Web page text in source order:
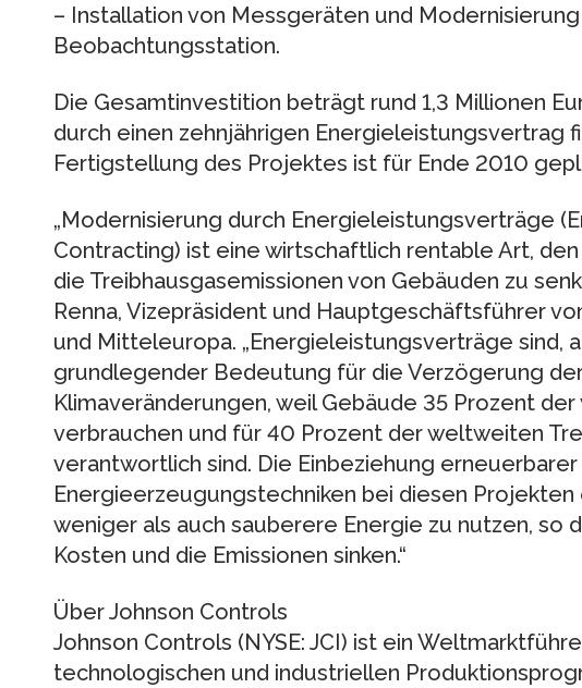
– Installation von Messgeräten und
Beobachtungsstation.
Die Gesamtinvestition beträgt rund 1,3 Millionen
durch einen zehnjährigen Energieleistungsvertrag
Fertigstellung des Projektes ist für Ende 2010
„Modernisierung durch Energieleistungsverträge
Contracting) ist eine wirtschaftlich rentable Art,
die Treibhausgasemissionen von Gebäuden zu
Renna, Vizepräsident und Hauptgeschäftsführer
und Mitteleuropa. „Energieleistungsverträge sind,
grundlegender Bedeutung für die Verzögerung
Klimaveränderungen, weil Gebäude 35 Prozent
verbrauchen und für 40 Prozent der weltweiten
verantwortlich sind. Die Einbeziehung erneuerbarer
Energieerzeugungstechniken bei diesen
weniger als auch sauberere Energie zu nutzen, so
Kosten und die Emissionen sinken.“
Über Johnson Controls
Johnson Controls (NYSE: JCI) ist ein
technologischen und industriellen